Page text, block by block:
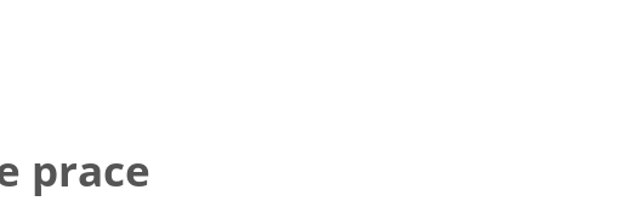
prace